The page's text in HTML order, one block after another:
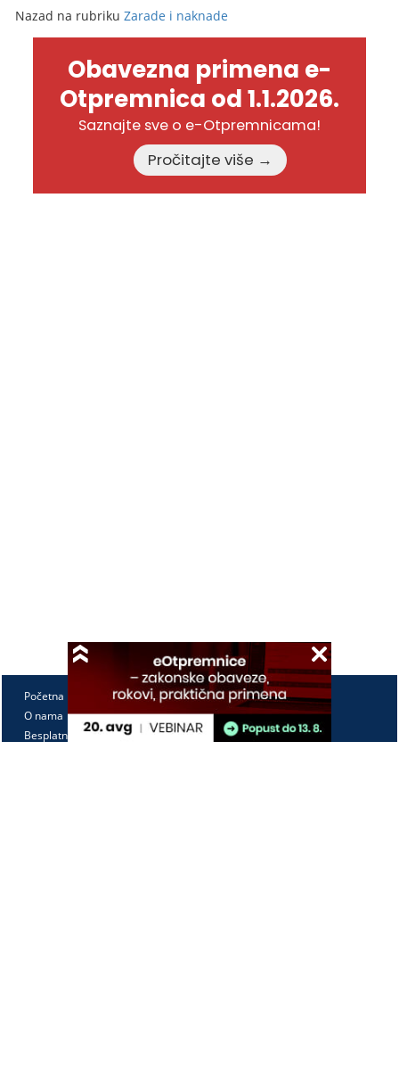
Nazad na rubrikuZarade i naknade
Obavezna primena e-
Otpremnica od 1.1.2026.
Saznajte sve o e-Otpremnicama!
Pročitajte više →
Početna
O nama
Besplatno